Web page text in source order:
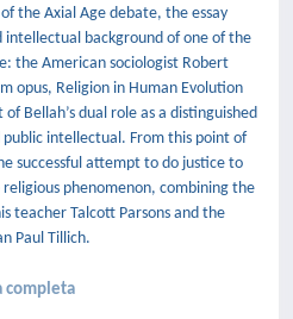
the Axial Age debate, the essay
intellectual background of one of the
the American sociologist Robert
opus, Religion in Human Evolution
Bellah’s dual role as a distinguished
intellectual. From this point of
successful attempt to do justice to
phenomenon, combining the
teacher Talcott Parsons and the
Paul Tillich.
completa